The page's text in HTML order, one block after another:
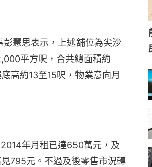
慧思表示，上述舖位為尖沙
平方呎，合共總面積約
高約13至15呎，物業意向月
年月租已達650萬元，及
795元。不過及後零售市況轉